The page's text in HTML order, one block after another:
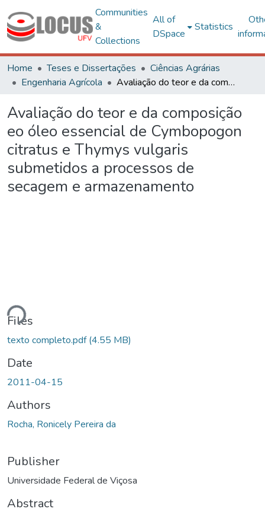
Communities
&
Collections
All of
DSpace
Statistics
Home Teses e Dissertações
Ciências Agrárias
Engenharia Agrícola
Avaliação do teor e da composição eo óleo essencial de Cymbopogon citratus e Thymys vulgaris submetidos a processos de secagem e armazenamento
Avaliação do teor e da composição
eo óleo essencial de Cymbopogon
citratus e Thymys vulgaris
submetidos a processos de
secagem e armazenamento
Loading...
Files
texto completo.pdf(4.55 MB)
Date
2011-04-15
Authors
Rocha, Ronicely Pereira da
Publisher
Universidade Federal de Viçosa
Abstract